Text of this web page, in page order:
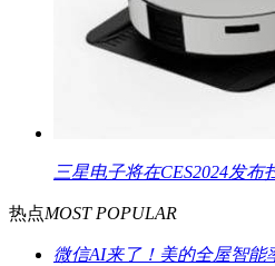
三星电子将在CES2024发布
热点MOST POPULAR
微信AI来了！美的全屋智能